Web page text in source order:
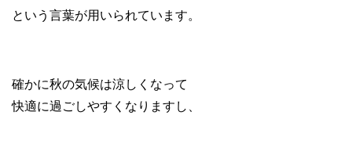
という言葉が用いられています。
確かに秋の気候は涼しくなって
快適に過ごしやすくなりますし、